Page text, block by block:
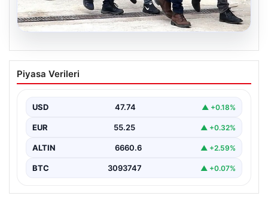
07.08.2026
Holding patronuna bahis suçlaması.
Tüm malvarlığına el konuldu
Piyasa Verileri
USD 47.74 ▲ +0.18%
EUR 55.25 ▲ +0.32%
ALTIN 6660.6 ▲ +2.59%
BTC 3093747 ▲ +0.07%